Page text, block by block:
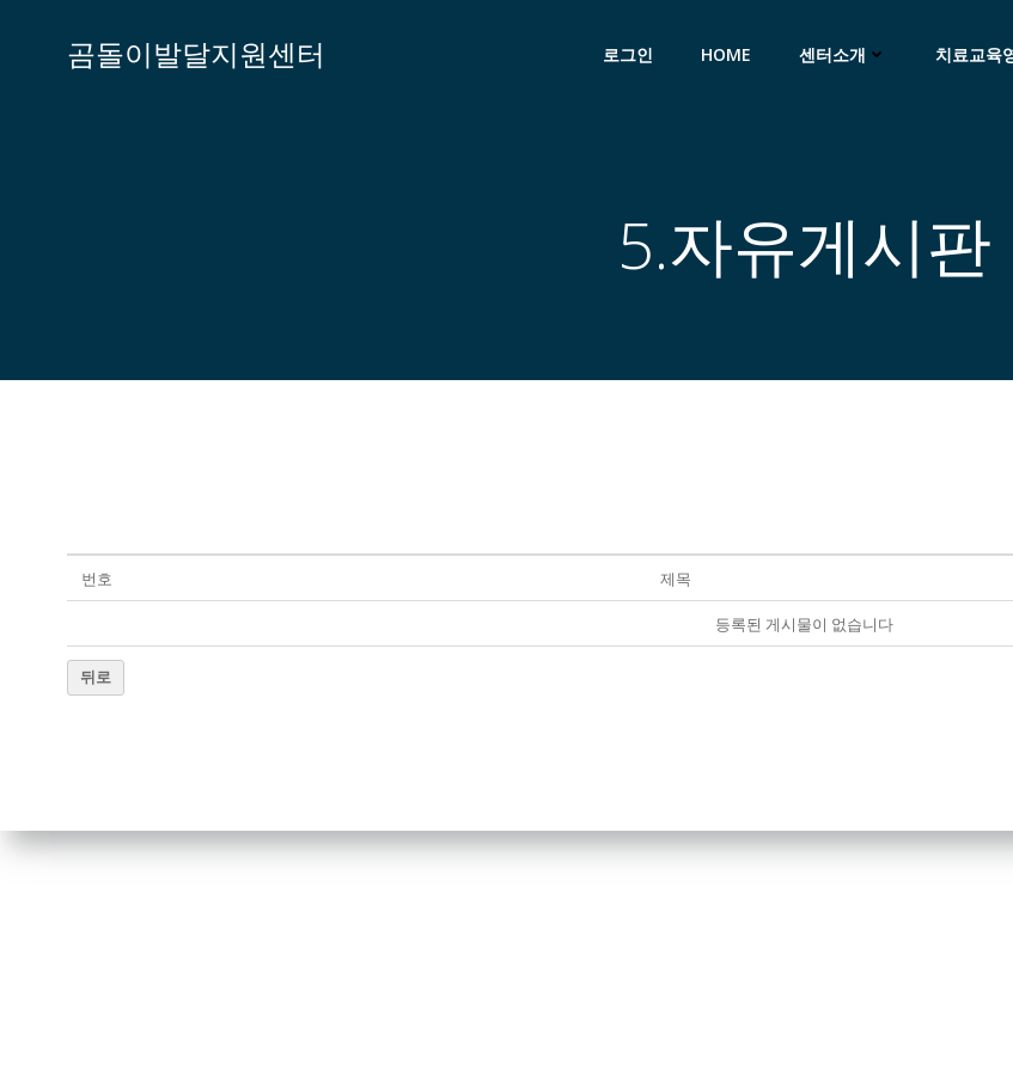
곰돌이발달지원센터 로그인 HOME 센터소개 치료교육
5.자유게시판
번호 제목
등록된 게시물이 없습니다
뒤로